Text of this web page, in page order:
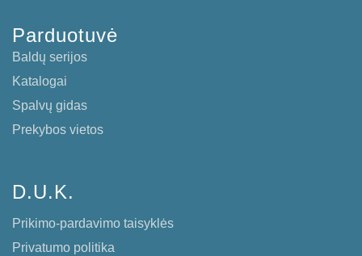
Parduotuvė
Baldų serijos
Katalogai
Spalvų gidas
Prekybos vietos
D.U.K.
Prikimo-pardavimo taisyklės
Privatumo politika